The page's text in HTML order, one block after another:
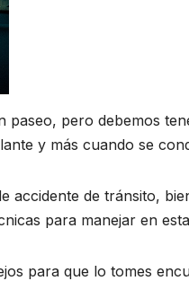
paseo, pero debemos
y más cuando se
accidente de tránsito,
para manejar en
para que lo tomes